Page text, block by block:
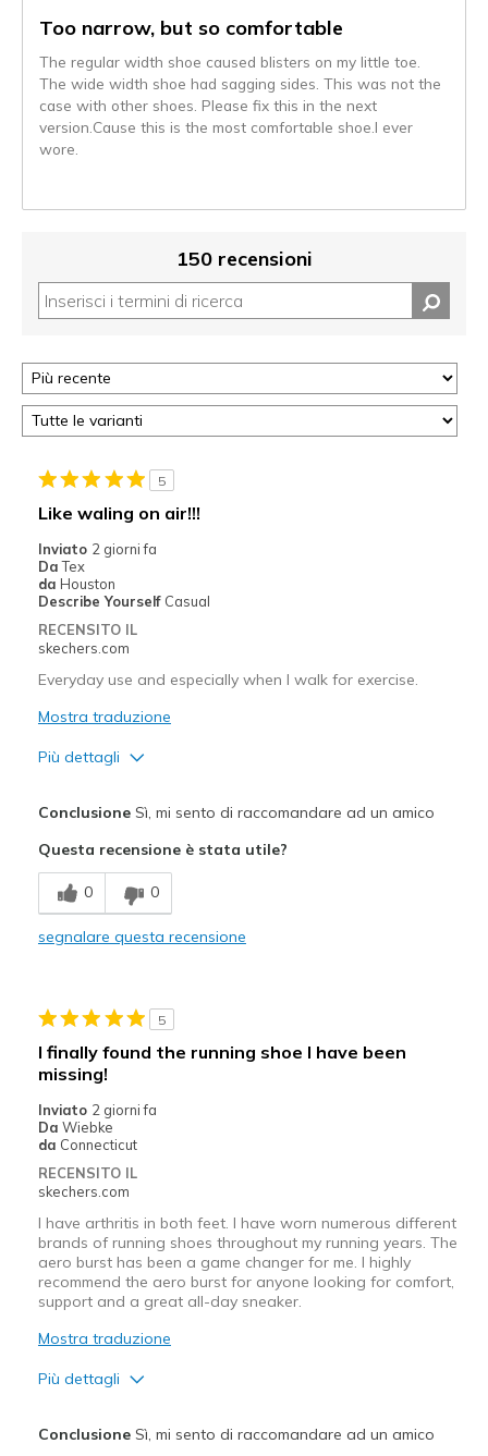
Too narrow, but so comfortable
The regular width shoe caused blisters on my little toe.
The wide width shoe had sagging sides. This was not the
case with other shoes. Please fix this in the next
version.Cause this is the most comfortable shoe.I ever
wore.
150 recensioni
5
Like waling on air!!!
Inviato 2 giorni fa
Da Tex
da Houston
Describe Yourself Casual
RECENSITO IL
skechers.com
Everyday use and especially when I walk for exercise.
Mostra traduzione
Più dettagli
Breathe Well
Comfortable
Migliori Utilizzi:
Casual Wear
Width
Sizing
View On Shoes
ConclusioneSì, mi sento di raccomandare ad un amico
Questa recensione è stata utile?
0 0
segnalare questa recensione
5
I finally found the running shoe I have been
missing!
Inviato 2 giorni fa
Da Wiebke
da Connecticut
RECENSITO IL
skechers.com
I have arthritis in both feet. I have worn numerous different
brands of running shoes throughout my running years. The
aero burst has been a game changer for me. I highly
recommend the aero burst for anyone looking for comfort,
support and a great all-day sneaker.
Mostra traduzione
Più dettagli
ConclusioneSì, mi sento di raccomandare ad un amico